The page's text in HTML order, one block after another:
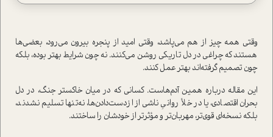
وقتی همه چیز از هم می‌پاشد، وقتی امید از پنجره بیرون می‌رود، بعضی‌ها
هستند که چراغی در دل تاریکی روشن می‌کنند. نه چون شرایط بهتر بوده، بلکه
چون تصمیم گرفته‌اند بهتر عمل کنند.
این مقاله درباره همین آدم‌هاست. کسانی که در میان خاکستر جنگ، در دل
بحران اقتصادی، یا در خلأ روانیِ ناشی از از‌دست‌دادن‌ها، نه‌تنها تسلیم نشدند،
بلکه نسخه‌ای قوی‌تر، مهربان‌تر و مؤثرتر از خودشان را ساختند.